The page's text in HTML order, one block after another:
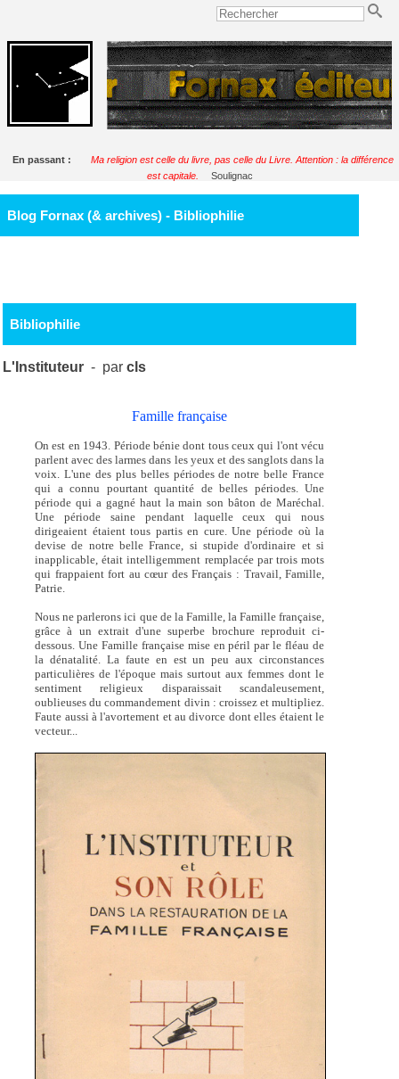
En passant :
Ma religion est celle du livre, pas celle du Livre. Attention : la différence
est capitale.
Soulignac
Blog Fornax (& archives) - Bibliophilie
Bibliophilie
L'Instituteur - parcls
Famille française
On est en 1943. Période bénie dont tous ceux qui l'ont vécu
parlent avec des larmes dans les yeux et des sanglots dans la
voix. L'une des plus belles périodes de notre belle France
qui a connu pourtant quantité de belles périodes. Une
période qui a gagné haut la main son bâton de Maréchal.
Une période saine pendant laquelle ceux qui nous
dirigeaient étaient tous partis en cure. Une période où la
devise de notre belle France, si stupide d'ordinaire et si
inapplicable, était intelligemment remplacée par trois mots
qui frappaient fort au cœur des Français : Travail, Famille,
Patrie.
Nous ne parlerons ici que de la Famille, la Famille française,
grâce à un extrait d'une superbe brochure reproduit ci-
dessous. Une Famille française mise en péril par le fléau de
la dénatalité. La faute en est un peu aux circonstances
particulières de l'époque mais surtout aux femmes dont le
sentiment religieux disparaissait scandaleusement,
oublieuses du commandement divin : croissez et multipliez.
Faute aussi à l'avortement et au divorce dont elles étaient le
vecteur...